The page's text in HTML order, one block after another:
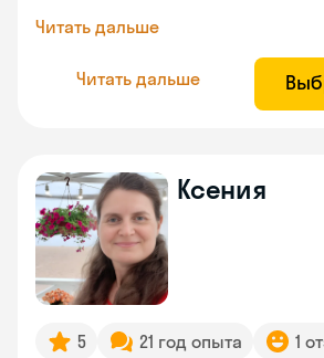
Читать дальше
Читать дальше
Ксения
5 21 год опыта 1